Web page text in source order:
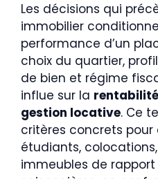
Les décisions qui
immobilier
performance d’un
choix du quartier,
de bien et régime
influe sur la rentabilité
gestion locative. Ce
critères concrets
étudiants,
immeubles de